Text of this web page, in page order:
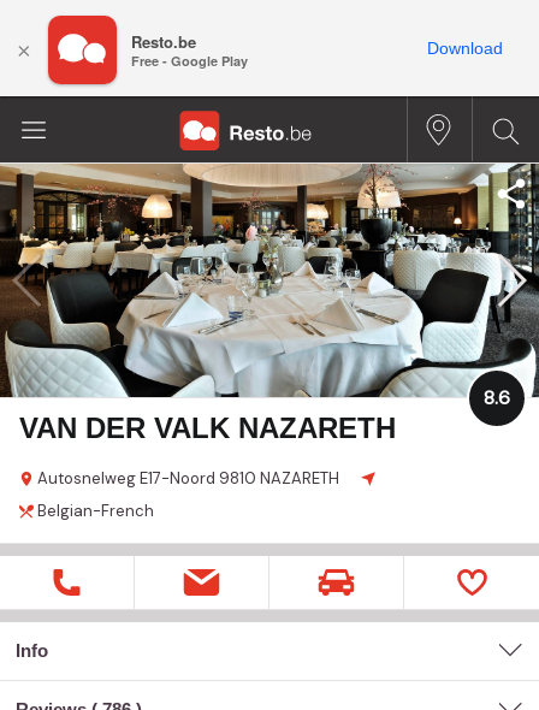
VAN DER VALK NAZARETH
Autosnelweg E17-Noord 9810 NAZARETH
8.6
Belgian-French
Info
× Resto.be
Free - Google Play
Download